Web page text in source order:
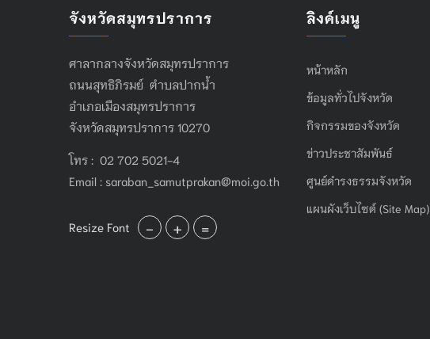
จังหวัดสมุทรปราการ
ศาลากลางจังหวัดสมุทรปราการ
ถนนสุทธิภิรมย์ ตำบลปากน้ำ
อำเภอเมืองสมุทรปราการ
จังหวัดสมุทรปราการ 10270
โทร : 02 702 5021-4
Email : saraban_samutprakan@moi.go.th
Resize Font - + =
ลิงค์เมนู
หน้าหลัก
ข้อมูลทั่วไปจังหวัด
กิจกรรมของจังหวัด
ข่าวประชาสัมพันธ์
ศูนย์ดำรงธรรมจังหวัด
แผนผังเว็บไซต์ (Site Map)